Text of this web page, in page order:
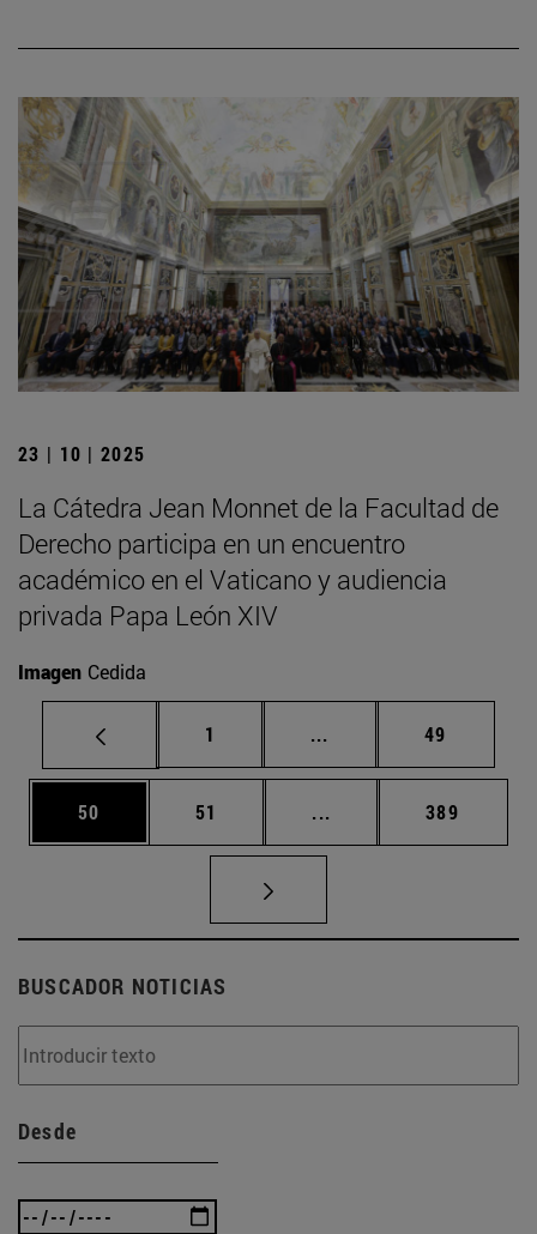
23 | 10 | 2025
La Cátedra Jean Monnet de la Facultad de
Derecho participa en un encuentro
académico en el Vaticano y audiencia
privada Papa León XIV
Imagen Cedida
Página
1 ... Páginas intermedias
Página
49
Página
50 Página
51 ... Páginas intermedias
Página
389
BUSCADOR NOTICIAS
Desde